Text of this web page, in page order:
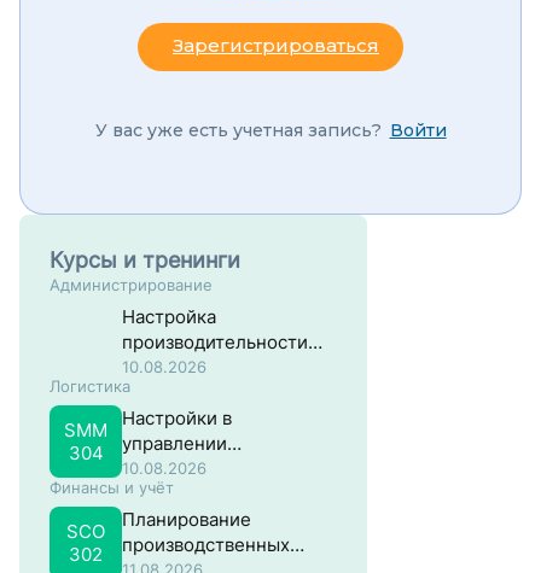
Зарегистрироваться
У вас уже есть учетная запись? Войти
Курсы и тренинги
Администрирование
Настройка
производительности
систем на основе SAP
NW ABAP
10.08.2026
Логистика
SMM
304
Настройки в
управлении
материальными
потоками в SAP
10.08.2026
Финансы и учёт
SCO
302
Планирование
производственных